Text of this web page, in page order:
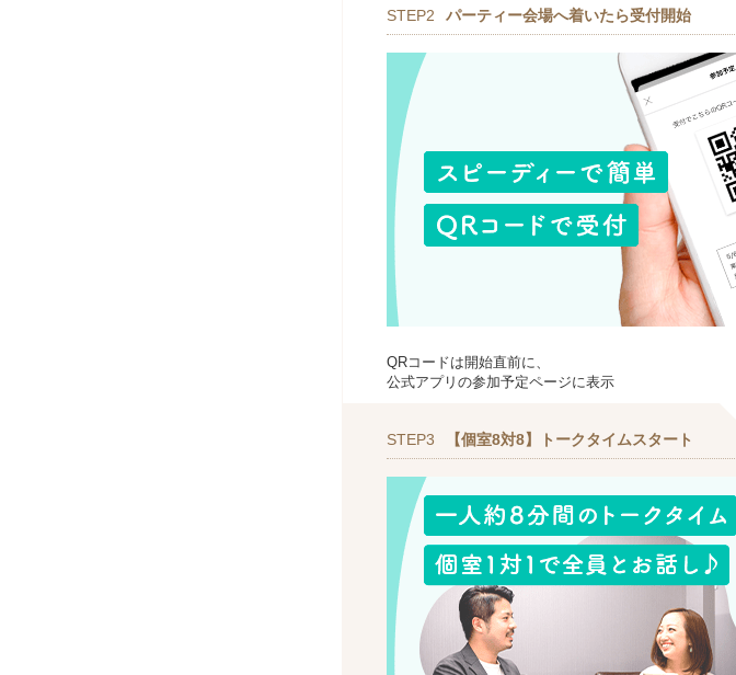
STEP2 パーティー会場へ着いたら受付開始
QRコードは開始直前に、
公式アプリの参加予定ページに表示
STEP3 【個室8対8】トークタイムスタート